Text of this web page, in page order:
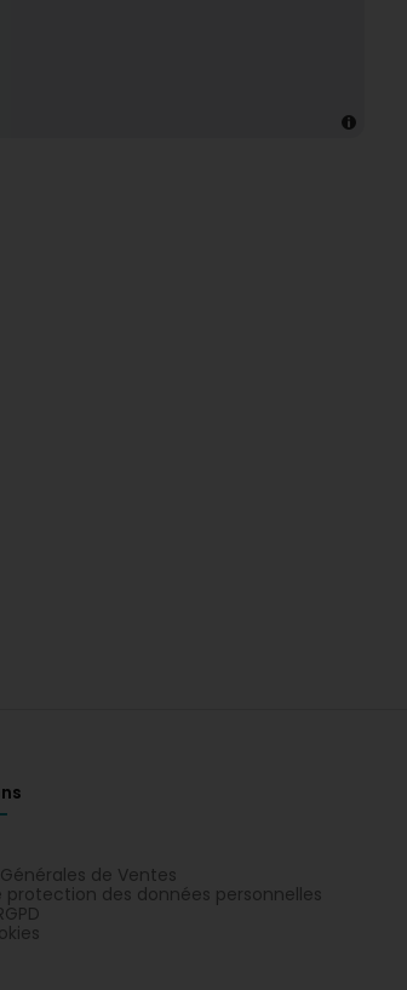
de Ventes
protection des données personnelles